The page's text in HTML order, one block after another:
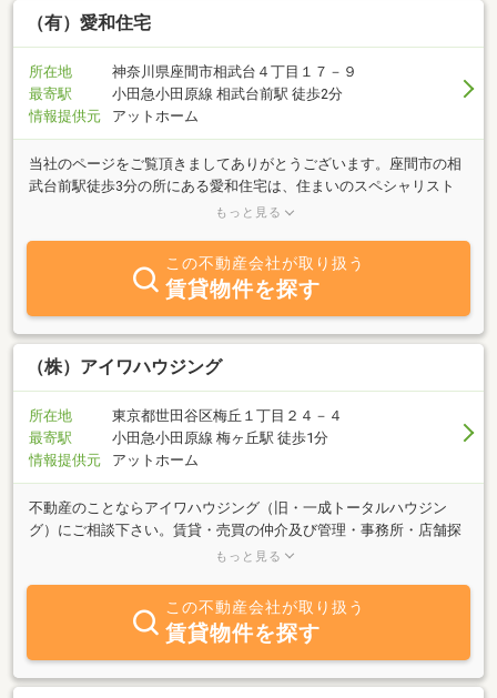
（有）愛和住宅
所在地
神奈川県座間市相武台４丁目１７－９
最寄駅
小田急小田原線 相武台前駅 徒歩2分
情報提供元
アットホーム
当社のページをご覧頂きましてありがとうございます。座間市の相
武台前駅徒歩3分の所にある愛和住宅は、住まいのスペシャリスト
として、物件の賃貸、売買、新築、増築、リフォームなどの様々な
貸・新築・増築・リフォーム等、住まいのことなら何でもご相談下
さい。ていねいに親切に対応させていただきます。小田急線を中心
に、最新優良物件をご紹介させて頂いております。店内では最新物
件をご自分で自由にご覧いただけます。また、図面郵送サービスな
ども行っておりますので、忙しいので中々行けない・・・そんな方
もお気軽にお問い合わせください！お客様のお越しを、心よりお待
リンクして下さい。
もっと見る
この不動産会社が取り扱う
賃貸物件を探す
（株）アイワハウジング
所在地
東京都世田谷区梅丘１丁目２４－４
最寄駅
小田急小田原線 梅ヶ丘駅 徒歩1分
情報提供元
アットホーム
不動産のことならアイワハウジング（旧・一成トータルハウジン
グ）にご相談下さい。賃貸・売買の仲介及び管理・事務所・店舗探
しまで、何でもご要望にお答えいたします。首都圏の売買・賃貸物
をサポートしてゆきますので、お気軽にお問い合わせ下さい。又、
賃貸物件のオーナー様にも運用・経営のコンサルティングも承って
もっと見る
この不動産会社が取り扱う
賃貸物件を探す